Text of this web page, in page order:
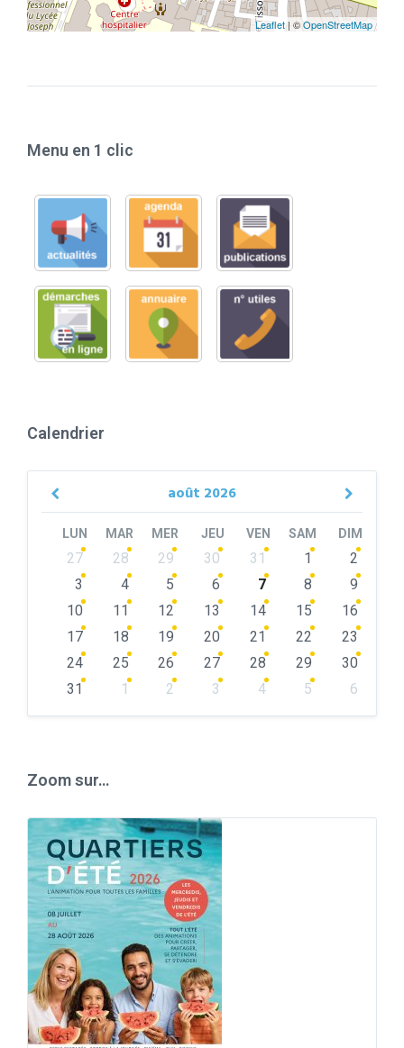
Leaflet| ©OpenStreetMap
Menu en 1 clic
Calendrier
août 2026
Previous
LUN MAR MER JEU VEN SAM DIM
Skip
calendar
27 28 29 30 31 1
2
3
4 5 6 7 8
9
10
11 12 13 14 15
16
17
18 19 20 21 22
23
24
25 26 27 28 29
30
31
1 2 3 4 5
6
Zoom sur…